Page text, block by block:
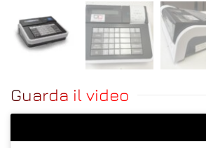
Guarda il video